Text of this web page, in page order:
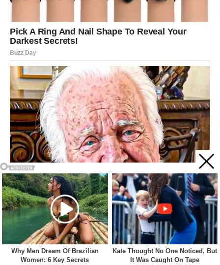
Acest site web folosește cookie-uri pentru a vă îmbunătăți
experiența. Vom presupune că sunteți de acord cu asta dacă
vă continuați navigarea.
Cookie settings ACCEPT